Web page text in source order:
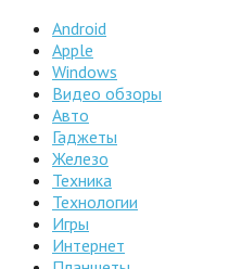
Android
Apple
Windows
Видео обзоры
Авто
Гаджеты
Железо
Техника
Технологии
Игры
Интернет